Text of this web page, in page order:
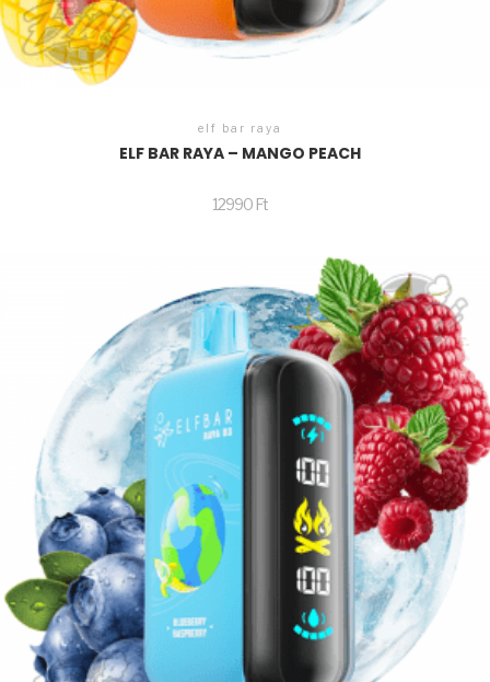
elf bar raya
ELF BAR RAYA – MANGO PEACH
12990 Ft